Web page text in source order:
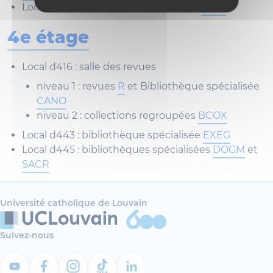
Local d347 : bibliothèque spécialisée
4e étage
Local d416 : salle des revues
niveau 1 : revues R et Bibliothèque spécialisée
CANO
niveau 2 : collections regroupées BCOX
Local d443 : bibliothèque spécialisée EXEG
Local d445 : bibliothèques spécialisées DOGM et
SACR
Université catholique de Louvain
Suivez-nous